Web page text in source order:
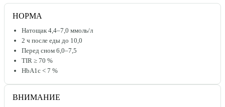
НОРМА
Натощак 4,4–7,0 ммоль/л
2 ч после еды до 10,0
Перед сном 6,0–7,5
TIR ≥ 70 %
HbA1c < 7 %
ВНИМАНИЕ